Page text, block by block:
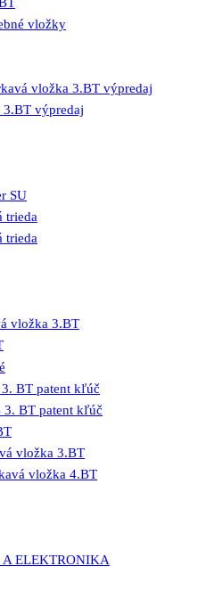
vložky
vložka 3.BT výpredaj
3.BT výpredaj
SU
trieda
trieda
vložka 3.BT
BT patent kľúč
BT patent kľúč
vložka 3.BT
vložka 4.BT
ELEKTRONIKA